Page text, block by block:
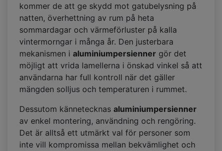
kommer de att ge skydd mot gatubelysning på
natten, överhettning av rum på heta
sommardagar och värmeförluster på kalla
vintermorngar i många år. Den justerbara
mekanismen i aluminiumpersienner gör det
möjligt att vrida lamellerna i önskad vinkel så att
användarna har full kontroll när det gäller
mängden solljus och temperaturen i rummet.
Dessutom kännetecknas aluminiumpersienner
av enkel montering, användning och rengöring.
Det är alltså ett utmärkt val för personer som
inte vill kompromissa mellan bekvämlighet och